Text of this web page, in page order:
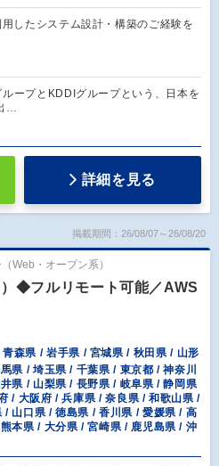
したシステム設計・構築のご経験を
ループとKDDIグループという、日本を
…
詳細を見る
掲載期間：26/08/07～26/08/20
Web・オープン系）
◆フルリモート可能／AWS
森県 / 岩手県 / 宮城県 / 秋田県 / 山形
県 / 埼玉県 / 千葉県 / 東京都 / 神奈川
県 / 山梨県 / 長野県 / 岐阜県 / 静岡県
/ 大阪府 / 兵庫県 / 奈良県 / 和歌山県 /
山口県 / 徳島県 / 香川県 / 愛媛県 / 高
本県 / 大分県 / 宮崎県 / 鹿児島県 / 沖